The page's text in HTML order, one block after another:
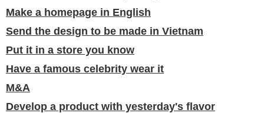
Make a homepage in English
Send the design to be made in Vietnam
Put it in a store you know
Have a famous celebrity wear it
M&A
Develop a product with yesterday's flavor